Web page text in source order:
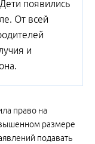
появились
От всей
и
право на
размере
подавать